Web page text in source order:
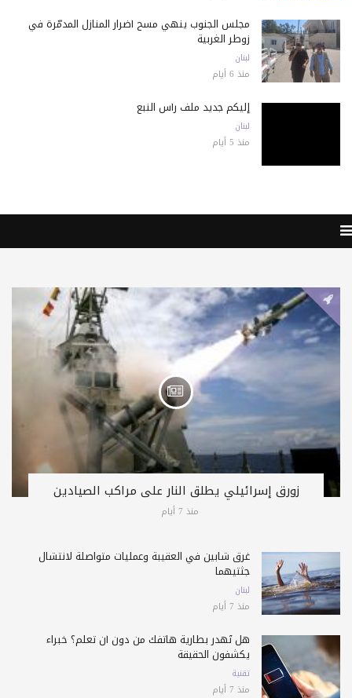
مجلس الجنوب ينهي مسح أضرار المنازل المدمّرة في
زوطر الغربية
لبنان
منذ 6 أيام
إليكم جديد ملف رأس النبع
لبنان
منذ 5 أيام
زورق إسرائيلي يطلق النار على مراكب الصيادين
منذ 7 أيام
غرق شابين في العقيبة وعمليات متواصلة لانتشال
جثتيهما
لبنان
منذ 7 أيام
هل تُهدر بطارية هاتفك من دون أن تعلم؟ خبراء
يكشفون الحقيقة
تقنية
منذ 7 أيام